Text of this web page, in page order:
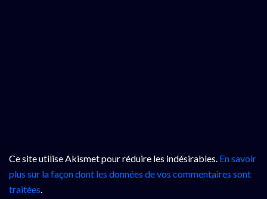
Ce site utilise Akismet pour réduire les indésirables. En savoir
plus sur la façon dont les données de vos commentaires sont
traitées.